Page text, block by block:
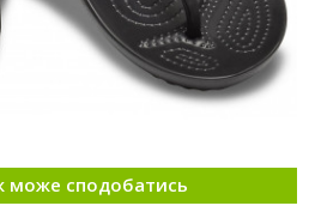
може сподобатись